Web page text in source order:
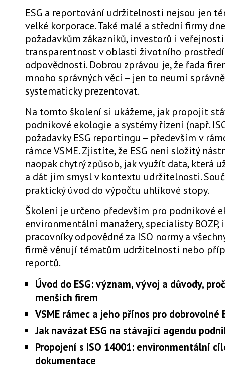
ESG a reportování udržitelnosti nejsou jen
velké korporace. Také malé a střední firmy
požadavkům zákazníků, investorů i
transparentnost v oblasti životního prostředí
odpovědnosti. Dobrou zprávou je, že řada
mnoho správných věcí – jen to neumí
systematicky prezentovat.
Na tomto školení si ukážeme, jak propojit
podnikové ekologie a systémy řízení (např.
požadavky ESG reportingu – především v
rámce VSME. Zjistíte, že ESG není složitý
naopak chytrý způsob, jak využít data, která
a dát jim smysl v kontextu udržitelnosti.
praktický úvod do výpočtu uhlíkové stopy.
Školení je určeno především pro podnikové
environmentální manažery, specialisty
pracovníky odpovědné za ISO normy a
firmě věnují tématům udržitelnosti nebo
reportů.
Úvod do ESG: význam, vývoj a důvody,
menších firem
VSME rámec a jeho přínos pro dobrovolné
Jak navázat ESG na stávající agendu
Propojení s ISO 14001: environmentální
dokumentace